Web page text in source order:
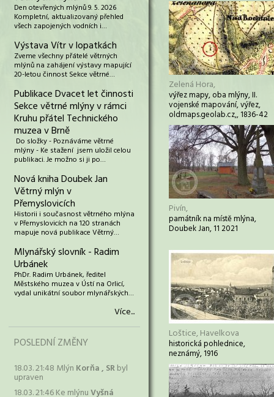
Den otevřených mlýnů 9. 5. 2026
Kompletní, aktualizovaný přehled
všech zapojených vodních i…
Výstava Vítr v lopatkách
Zveme všechny přátelé větrných
mlýnů na zahájení výstavy mapující
20-letou činnost Sekce větrné…
Publikace Dvacet let činnosti
Sekce větrné mlýny v rámci
Kruhu přátel Technického
muzea v Brně
Do složky - Poznáváme větrné
mlýny - Ke stažení jsem uložil celou
publikaci. Je možno si ji po…
Nová kniha Doubek Jan
Větrný mlýn v
Přemyslovicích
Historii i současnost větrného mlýna
v Přemyslovicích na 120 stranách
mapuje nová publikace Větrný…
Mlynářský slovník - Radim
Urbánek
PhDr. Radim Urbánek, ředitel
Městského muzea v Ústí na Orlicí,
vydal unikátní soubor mlynářských…
Více...
POSLEDNÍ ZMĚNY
18.03. 21:48 Mlýn Korňa , SRbyl
upraven
18.03. 21:46 Ke mlýnuVyšná
Zelená Hora,
výřez mapy, oba mlýny, II.
vojenské mapování, výřez,
oldmaps.geolab.cz,, 1836-42
Pivín,
památník na místě mlýna,
Doubek Jan, 11 2021
Loštice, Havelkova
historická pohlednice,
neznámý, 1916